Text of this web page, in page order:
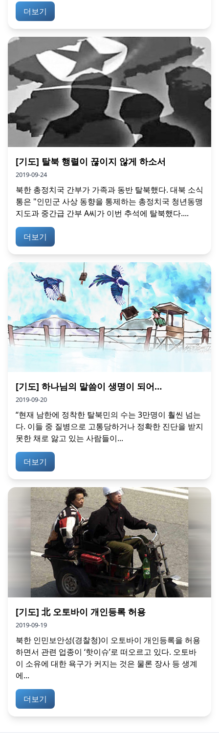
더보기
[기도] 탈북 행렬이 끊이지 않게 하소서
2019-09-24
북한 총정치국 간부가 가족과 동반 탈북했다. 대북 소식
통은 "인민군 사상 동향을 통제하는 총정치국 청년동맹
지도과 중간급 간부 A씨가 이번 추석에 탈북했다....
더보기
[기도] 하나님의 말씀이 생명이 되어…
2019-09-20
“현재 남한에 정착한 탈북민의 수는 3만명이 훨씬 넘는
다. 이들 중 질병으로 고통당하거나 정확한 진단을 받지
못한 채로 앓고 있는 사람들이...
더보기
[기도] 北 오토바이 개인등록 허용
2019-09-19
북한 인민보안성(경찰청)이 오토바이 개인등록을 허용
하면서 관련 업종이 ‘핫이슈’로 떠오르고 있다. 오토바
이 소유에 대한 욕구가 커지는 것은 물론 장사 등 생계
에...
더보기